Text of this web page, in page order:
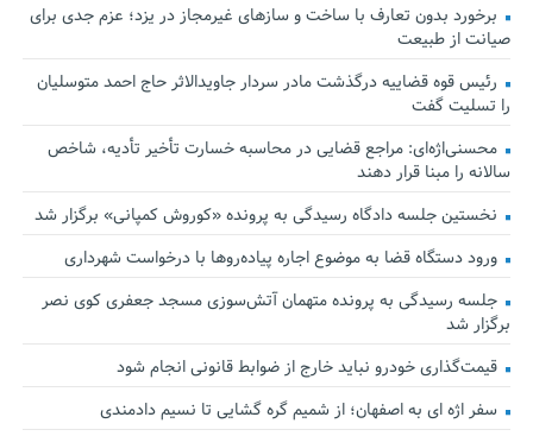
برخورد بدون تعارف با ساخت‌ و سازهای غیرمجاز در یزد؛ عزم جدی برای
صیانت از طبیعت
رئیس قوه قضاییه درگذشت مادر سردار جاویدالاثر حاج احمد متوسلیان
را تسلیت گفت
محسنی‌اژه‌ای: مراجع قضایی در محاسبه خسارت تأخیر تأدیه، شاخص
سالانه را مبنا قرار دهند
نخستین جلسه دادگاه رسیدگی به پرونده «کوروش کمپانی» برگزار شد
ورود دستگاه قضا به موضوع اجاره پیاده‌روها با درخواست شهرداری
جلسه رسیدگی به پرونده متهمان آتش‌سوزی مسجد جعفری کوی نصر
برگزار شد
قیمت‌گذاری خودرو نباید خارج از ضوابط قانونی انجام شود
سفر اژه ای به اصفهان؛ از شمیم گره گشایی تا نسیم دادمندی